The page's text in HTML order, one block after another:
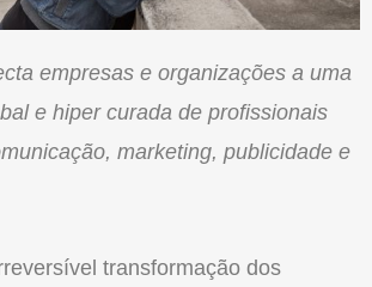
empresas e organizações a uma
e hiper curada de profissionais
marketing, publicidade e
transformação dos